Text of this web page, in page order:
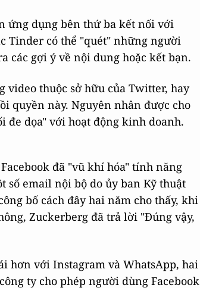
ứng dụng bên thứ ba kết nối với
Tinder có thể "quét" những người
các gợi ý về nội dung hoặc kết bạn.
thuộc sở hữu của Twitter, hay
quyền này. Nguyên nhân được cho
dọa" với hoạt động kinh doanh.
đã "vũ khí hóa" tính năng
số email nội bộ do ủy ban Kỹ thuật
bố cách đây hai năm cho thấy, khi
Zuckerberg đã trả lời "Đúng vậy,
hơn với Instagram và WhatsApp, hai
ty cho phép người dùng Facebook